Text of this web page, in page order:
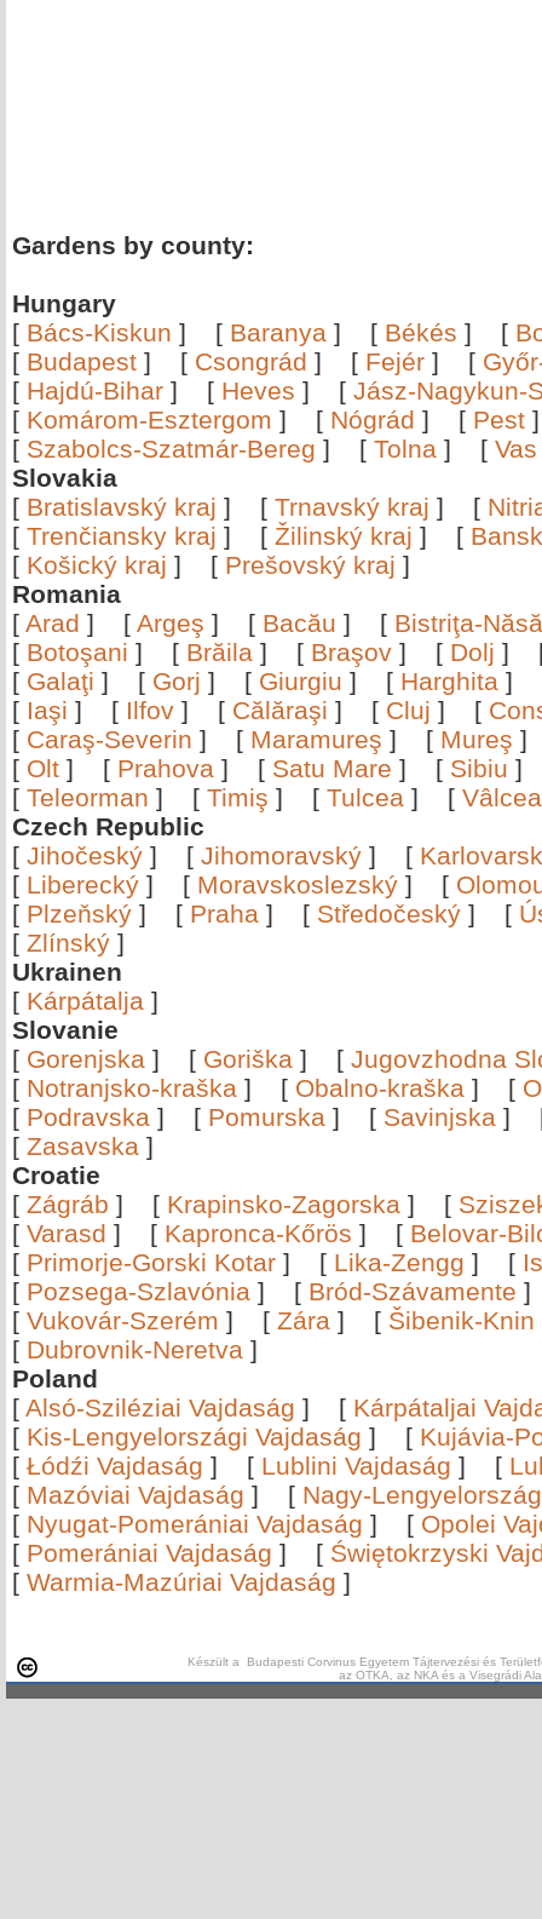
Gardens by county:
Hungary
[ Bács-Kiskun ] [ Baranya ] [ Békés ] [
[ Budapest ] [ Csongrád ] [ Fejér ] [
[ Hajdú-Bihar ] [ Heves ] [ Jász-Nagykun-
[ Komárom-Esztergom ] [ Nógrád ] [ Pest
[ Szabolcs-Szatmár-Bereg ] [ Tolna ] [ Vas
Slovakia
[ Bratislavský kraj ] [ Trnavský kraj ] [
[ Trenčiansky kraj ] [ Žilinský kraj ] [
[ Košický kraj ] [ Prešovský kraj ]
Romania
[ Arad ] [ Argeş ] [ Bacău ] [ Bistriţa-
[ Botoşani ] [ Brăila ] [ Braşov ] [ Dolj ]
[ Galaţi ] [ Gorj ] [ Giurgiu ] [ Harghita ]
[ Iaşi ] [ Ilfov ] [ Călăraşi ] [ Cluj ] [
[ Caraş-Severin ] [ Maramureş ] [ Mureş
[ Olt ] [ Prahova ] [ Satu Mare ] [ Sibiu
[ Teleorman ] [ Timiş ] [ Tulcea ] [
Czech Republic
[ Jihočeský ] [ Jihomoravský ] [
[ Liberecký ] [ Moravskoslezský ] [
[ Plzeňský ] [ Praha ] [ Středočeský ] [
[ Zlínský ]
Ukrainen
[ Kárpátalja ]
Slovanie
[ Gorenjska ] [ Goriška ] [ Jugovzhodna
[ Notranjsko-kraška ] [ Obalno-kraška ] [
[ Podravska ] [ Pomurska ] [ Savinjska ]
[ Zasavska ]
Croatie
[ Zágráb ] [ Krapinsko-Zagorska ] [
[ Varasd ] [ Kapronca-Kőrös ] [ Belovar-
[ Primorje-Gorski Kotar ] [ Lika-Zengg ] [
[ Pozsega-Szlavónia ] [ Bród-Szávamente
[ Vukovár-Szerém ] [ Zára ] [ Šibenik-Knin
[ Dubrovnik-Neretva ]
Poland
[ Alsó-Sziléziai Vajdaság ] [ Kárpátaljai
[ Kis-Lengyelországi Vajdaság ] [ Kujávia-
[ Łódźi Vajdaság ] [ Lublini Vajdaság ] [
[ Mazóviai Vajdaság ] [ Nagy-
[ Nyugat-Pomerániai Vajdaság ] [ Opolei
[ Pomerániai Vajdaság ] [ Świętokrzyski
[ Warmia-Mazúriai Vajdaság ]
Készült a Budapesti Corvinus Egyetem Tájtervezési és
az OTKA, az NKA és a Visegrádi